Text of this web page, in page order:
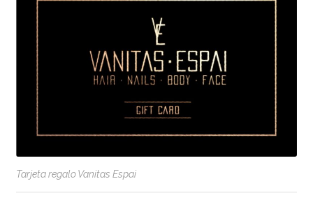
Tarjeta regalo Vanitas Espai